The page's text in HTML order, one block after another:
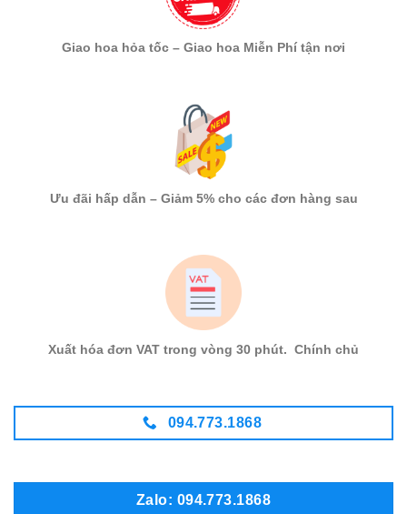
Giao hoa hỏa tốc – Giao hoa Miễn Phí tận nơi
Ưu đãi hấp dẫn – Giảm 5% cho các đơn hàng sau
Xuất hóa đơn VAT trong vòng 30 phút. Chính chủ
094.773.1868
Zalo: 094.773.1868